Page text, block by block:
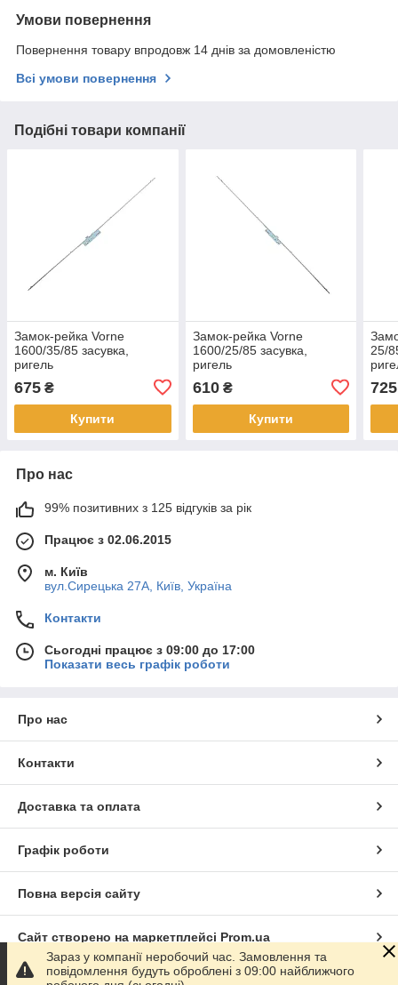
Умови повернення
Повернення товару впродовж 14 днів за домовленістю
Всі умови повернення
Подібні товари компанії
Замок-рейка Vorne
1600/35/85 засувка,
ригель
675 ₴
Купити
Замок-рейка Vorne
1600/25/85 засувка,
ригель
610₴
Купити
25/
725
Про нас
99% позитивних з 125 відгуків за рік
Працює з 02.06.2015
м. Київ
вул.Сирецька 27А, Київ, Україна
Контакти
Сьогодні працює з 09:00 до 17:00
Показати весь графік роботи
Про нас
Контакти
Доставка та оплата
Графік роботи
Повна версія сайту
Сайт створено на маркетплейсі Prom.ua
Політика конфіденційності
Зараз у компанії неробочий час. Замовлення та
повідомлення будуть оброблені з 09:00 найближчого